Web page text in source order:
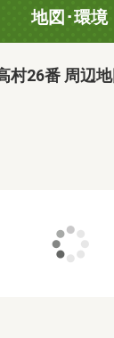
地図･環境
村26番 周辺